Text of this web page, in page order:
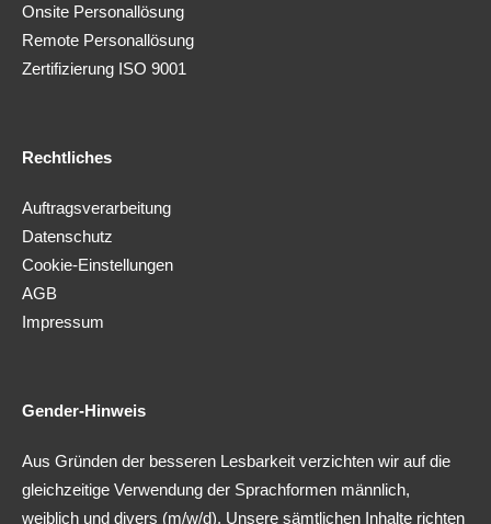
Onsite Personallösung
Remote Personallösung
Zertifizierung ISO 9001
Rechtliches
Auftragsverarbeitung
Datenschutz
Cookie-Einstellungen
AGB
Impressum
Gender-Hinweis
Aus Gründen der besseren Lesbarkeit verzichten wir auf die
gleichzeitige Verwendung der Sprachformen männlich,
weiblich und divers (m/w/d). Unsere sämtlichen Inhalte richten